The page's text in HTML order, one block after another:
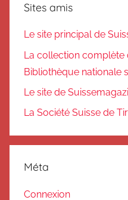
Sites amis
Le site principal de
La collection complète
Bibliothèque nationale
Le site de
La Société Suisse de
Méta
Connexion